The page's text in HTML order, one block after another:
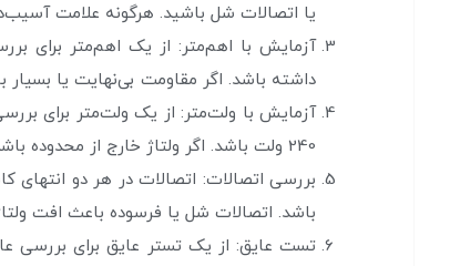
یا اتصالات شل باشید. هرگونه علامت
آزمایش با اهم‌متر: از یک اهم‌متر برای
داشته باشد. اگر مقاومت بی‌نهایت یا
240 ولت باشد. اگر ولتاژ خارج از محدوده باشد، ممکن است مشکل در منبع تغذیه یا خود کابل باشد.
بررسی اتصالات: اتصالات در هر دو انتهای
باشد. اتصالات شل یا فرسوده باعث افت
تست عایق: از یک تستر عایق برای بررسی